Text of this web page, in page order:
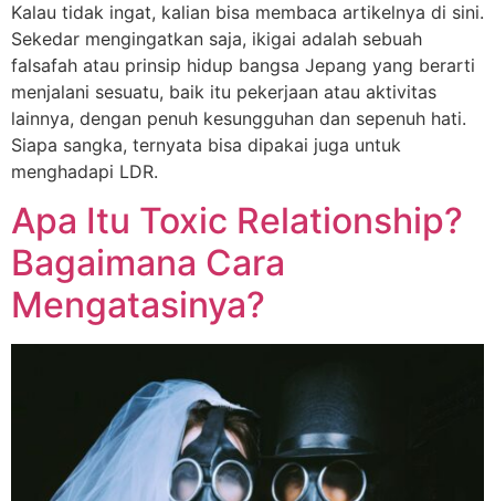
Kalau tidak ingat, kalian bisa membaca artikelnya di sini.
Sekedar mengingatkan saja, ikigai adalah sebuah
falsafah atau prinsip hidup bangsa Jepang yang berarti
menjalani sesuatu, baik itu pekerjaan atau aktivitas
lainnya, dengan penuh kesungguhan dan sepenuh hati.
Siapa sangka, ternyata bisa dipakai juga untuk
menghadapi LDR.
Apa Itu Toxic Relationship?
Bagaimana Cara
Mengatasinya?